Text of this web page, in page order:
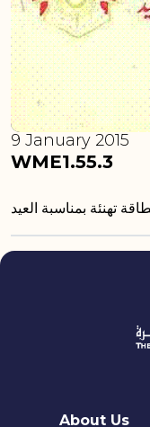
WME1.55.3
9 January 2015
quick links
About Us